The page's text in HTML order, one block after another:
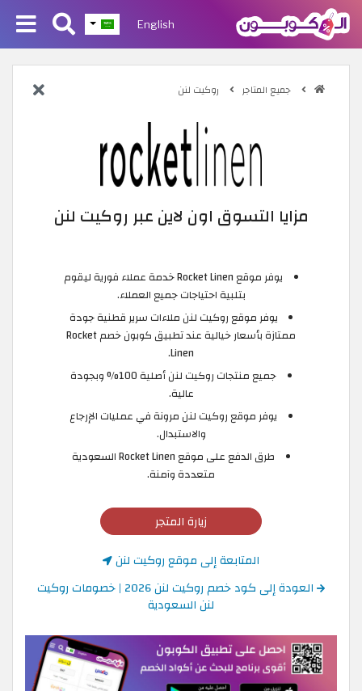
English
جميع المتاجر روكيت لنن
مزايا التسوق اون لاين عبر روكيت لنن
يوفر موقع Rocket Linen خدمة عملاء فورية ليقوم
بتلبية احتياجات جميع العملاء.
يوفر موقع روكيت لنن ملاءات سرير قطنية جودة
ممتازة بأسعار خيالية عند تطبيق كوبون خصم Rocket
Linen.
جميع منتجات روكيت لنن أصلية 100% وبجودة
عالية.
يوفر موقع روكيت لنن مرونة في عمليات الإرجاع
والاستبدال.
طرق الدفع على موقع Rocket Linen السعودية
متعددة وآمنة.
زيارة المتجر
المتابعة إلى موقع روكيت لنن
العودة إلى كود خصم روكيت لنن 2026 | خصومات روكيت
لنن السعودية